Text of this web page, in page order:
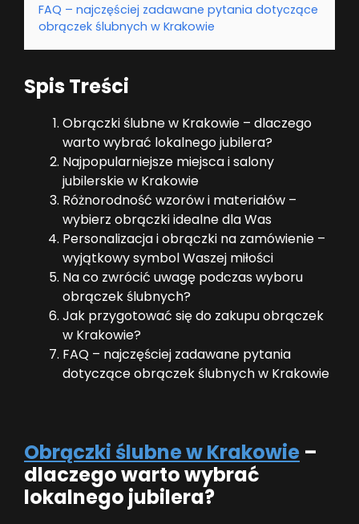
FAQ – najczęściej zadawane pytania dotyczące
obrączek ślubnych w Krakowie
Spis Treści
Obrączki ślubne w Krakowie – dlaczego
warto wybrać lokalnego jubilera?
Najpopularniejsze miejsca i salony
jubilerskie w Krakowie
Różnorodność wzorów i materiałów –
wybierz obrączki idealne dla Was
Personalizacja i obrączki na zamówienie –
wyjątkowy symbol Waszej miłości
Na co zwrócić uwagę podczas wyboru
obrączek ślubnych?
Jak przygotować się do zakupu obrączek
w Krakowie?
FAQ – najczęściej zadawane pytania
dotyczące obrączek ślubnych w Krakowie
Obrączki ślubne w Krakowie –
dlaczego warto wybrać
lokalnego jubilera?